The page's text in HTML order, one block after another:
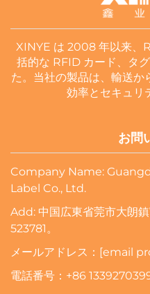
XINYE は 2008 年以来、
括的な RFID カード、タ
た。当社の製品は、輸送
効率とセキュリ
お問
Company Name:
Label Co., Ltd.
Add: 中国広東省莞市大朗
523781。
メールアドレス： [email
電話番号： +86